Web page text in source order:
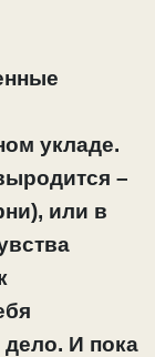
укладе.
–
или в
дело. И пока